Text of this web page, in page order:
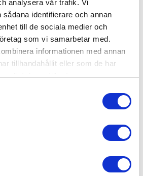
analysera vår trafik. Vi
identifierare och annan
till de sociala medier och
som vi samarbetar med.
informationen med annan
tillhandahållit eller som de har
deras tjänster.